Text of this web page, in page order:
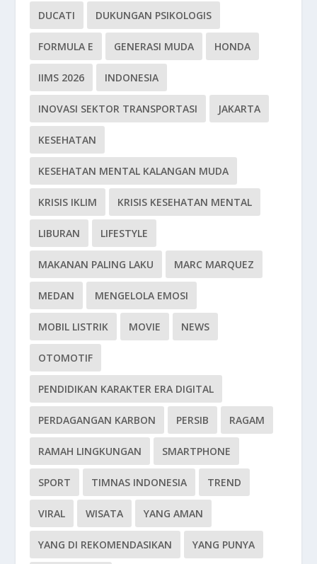
DUCATI DUKUNGAN PSIKOLOGIS
FORMULA E GENERASI MUDA HONDA
IIMS 2026 INDONESIA
INOVASI SEKTOR TRANSPORTASI JAKARTA
KESEHATAN
KESEHATAN MENTAL KALANGAN MUDA
KRISIS IKLIM KRISIS KESEHATAN MENTAL
LIBURAN LIFESTYLE
MAKANAN PALING LAKU MARC MARQUEZ
MEDAN MENGELOLA EMOSI
MOBIL LISTRIK MOVIE NEWS
OTOMOTIF
PENDIDIKAN KARAKTER ERA DIGITAL
PERDAGANGAN KARBON PERSIB RAGAM
RAMAH LINGKUNGAN SMARTPHONE
SPORT TIMNAS INDONESIA TREND
VIRAL WISATA YANG AMAN
YANG DI REKOMENDASIKAN YANG PUNYA